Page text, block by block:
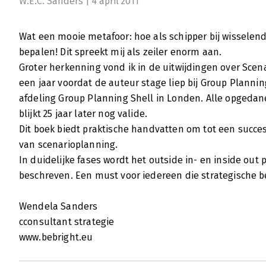
Wat een mooie metafoor: hoe als schipper bij
bepalen! Dit spreekt mij als zeiler enorm aan.
Groter herkenning vond ik in de uitwijdingen over
een jaar voordat de auteur stage liep bij Group
afdeling Group Planning Shell in Londen. Alle
blijkt 25 jaar later nog valide.
Dit boek biedt praktische handvatten om tot een
van scenarioplanning.
In duidelijke fases wordt het outside in- en inside out
beschreven. Een must voor iedereen die strategische
Wendela Sanders
cconsultant strategie
www.bebright.eu